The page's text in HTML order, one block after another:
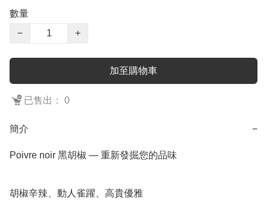
數量
−
+
加至購物車
已售出： 0
簡介 −
Poivre noir 黑胡椒 — 重新發掘您的品味
胡椒辛辣、動人雀躍、高貴優雅